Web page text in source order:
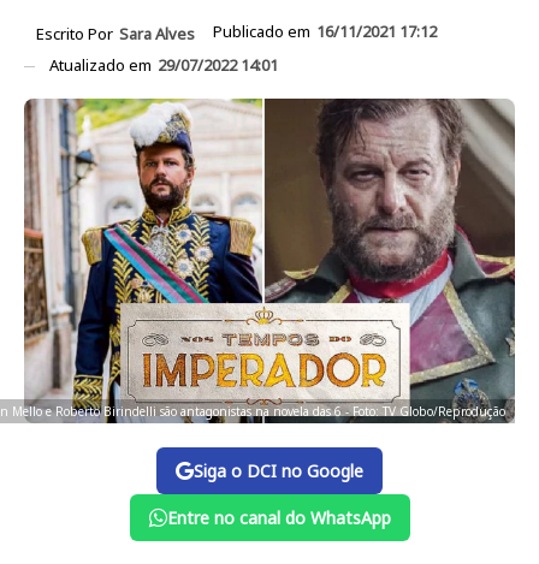
Escrito Por Sara Alves Publicado em 16/11/2021 17:12
Atualizado em 29/07/2022 14:01
Mello e Roberto Birindelli são antagonistas na novela das 6 - Foto: TV Globo/Reprodução
Siga o DCI no Google
Entre no canal do WhatsApp